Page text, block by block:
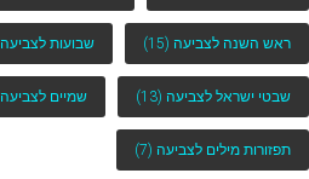
ראש השנה לצביעה (15) שבועות לצביעה
שבטי ישראל לצביעה (13) שמיים לצביעה
תפזורות מילים לצביעה (7)